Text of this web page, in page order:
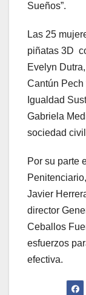
Sueños”.
Las 25
piñatas 3D
Evelyn
Cantún
Igualdad
Gabriela
sociedad
Por su parte
Javier
director
Ceballos
esfuerzos
efectiva.